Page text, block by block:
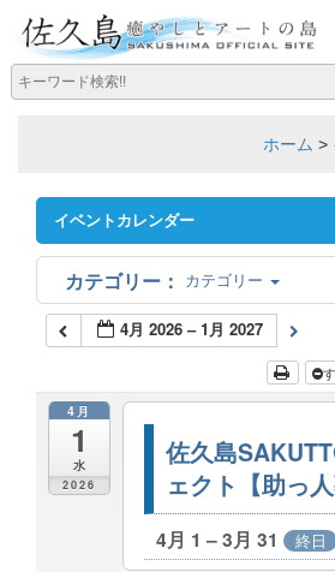
ホーム >
イベントカレンダー
カテゴリー
4月 2026 – 1月 2027
4月
1
水
2026
佐久島
ェクト【助っ人
4月 1 – 3月 31 終日